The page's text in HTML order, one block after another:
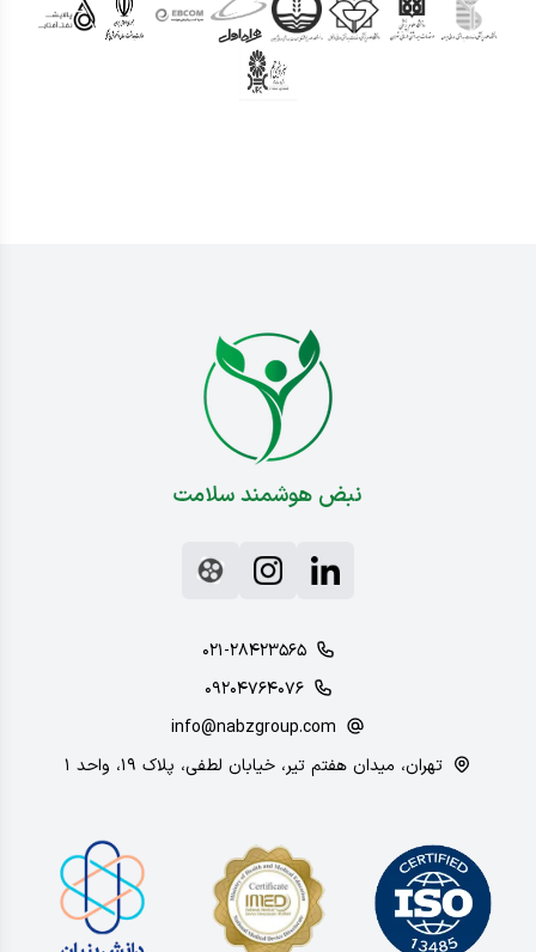
نبض هوشمند سلامت
۰۲۱-۲۸۴۲۳۵۶۵
۰۹۲۰۴۷۶۴۰۷۶
info@nabzgroup.com
تهران، میدان هفتم تیر، خیابان لطفی، پلاک ۱۹، واحد ۱